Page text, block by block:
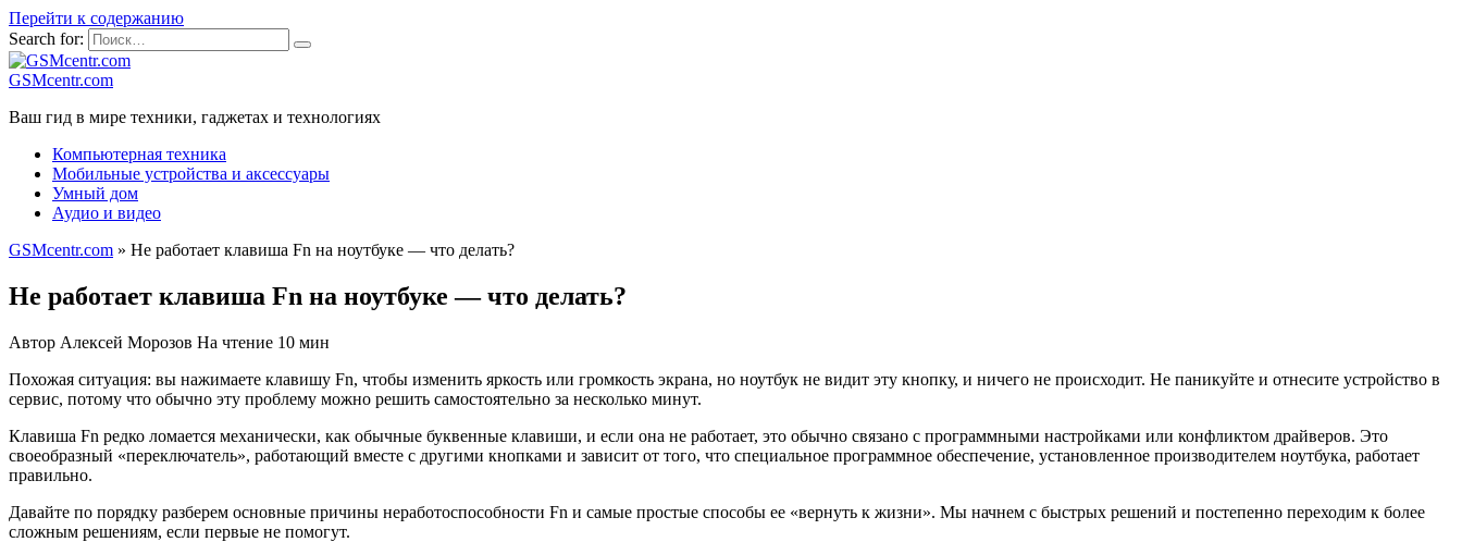
Перейти к содержанию
Search for:
GSMcentr.com
Ваш гид в мире техники, гаджетах и технологиях
Компьютерная техника
Мобильные устройства и аксессуары
Умный дом
Аудио и видео
GSMcentr.com » Не работает клавиша Fn на ноутбуке — что делать?
Не работает клавиша Fn на ноутбуке — что делать?
Автор Алексей Морозов На чтение 10 мин
Похожая ситуация: вы нажимаете клавишу Fn, чтобы изменить яркость или громкость экрана, но ноутбук не видит эту кнопку, и ничего не происходит. Не паникуйте и отнесите устройство в
сервис, потому что обычно эту проблему можно решить самостоятельно за несколько минут.
Клавиша Fn редко ломается механически, как обычные буквенные клавиши, и если она не работает, это обычно связано с программными настройками или конфликтом драйверов. Это
своеобразный «переключатель», работающий вместе с другими кнопками и зависит от того, что специальное программное обеспечение, установленное производителем ноутбука, работает
правильно.
Давайте по порядку разберем основные причины неработоспособности Fn и самые простые способы ее «вернуть к жизни». Мы начнем с быстрых решений и постепенно переходим к более
сложным решениям, если первые не помогут.